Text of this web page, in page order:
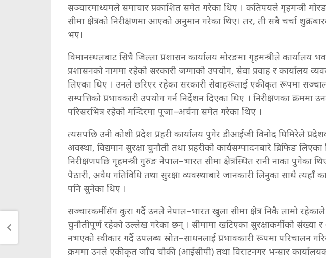
सञ्चारमाध्यमले समाचार प्रकाशित समेत गरेका थिए । कतिपयले गृहमन्त्री
सीमा क्षेत्रको निरीक्षणमा आएको अनुमान गरेका थिए। तर, ती सबै चर्चा
भए।
विमानस्थलबाट सिधै जिल्ला प्रशासन कार्यालय मोरङमा गृहमन्त्रीले कार्यालय
प्रशासनको नाममा रहेको सरकारी जग्गाको उपयोग, सेवा प्रवाह र कार्यालय
लिएका थिए । उनले छरिएर रहेका सरकारी सेवाहरूलाई एकीकृत रूपमा
सम्पत्तिको प्रभावकारी उपयोग गर्न निर्देशन दिएका थिए । निरीक्षणका क्रममा
परिसरभित्र रहेको मन्दिरमा पूजा–अर्चना समेत गरेका थिए ।
त्यसपछि उनी कोशी प्रदेश प्रहरी कार्यालय पुगेर डीआईजी विनोद घिमिरेले
अवस्था, विद्यमान सुरक्षा चुनौती तथा प्रहरीको कार्यसम्पादनबारे ब्रिफिङ लिएका
निरीक्षणपछि गृहमन्त्री गुरुङ नेपाल–भारत सीमा क्षेत्रस्थित रानी नाका पुगेका
पैठारी, अवैध गतिविधि तथा सुरक्षा व्यवस्थाबारे जानकारी लिनुका साथै त्यहाँ
पनि सुनेका थिए ।
सञ्चारकर्मीसँग कुरा गर्दै उनले नेपाल–भारत खुला सीमा क्षेत्र निकै लामो रहेकाले
चुनौतीपूर्ण रहेको उल्लेख गरेका छन् । सीमामा खटिएका सुरक्षाकर्मीको संख्या र
नभएको स्वीकार गर्दै उपलब्ध स्रोत–साधनलाई प्रभावकारी रूपमा परिचालन
क्रममा उनले एकीकृत जाँच चौकी (आईसीपी) तथा विराटनगर भन्सार